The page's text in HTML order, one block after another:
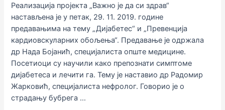
Реализација пројекта „Важно је да си здрав“
настављена је у петак, 29. 11. 2019. године
предавањима на тему „Дијабетес“ и „Превенција
кардиовскуларних обољења“. Предавање је одржала
др Нада Бојанић, специјалиста опште медицине.
Посетиоци су научили како препознати симптоме
дијабетеса и лечити га. Тему је наставио др Радомир
Жарковић, специјалиста нефролог. Говорио је о
страдању бубрега …